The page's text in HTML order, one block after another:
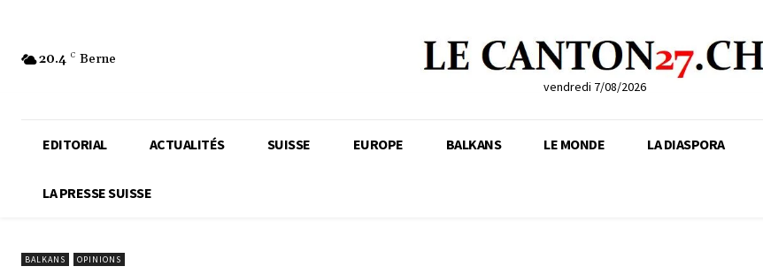
20.4 C Berne
vendredi 7/08/2026
EDITORIAL ACTUALITÉS SUISSE EUROPE BALKANS LE MONDE LA DIASPORA
LA PRESSE SUISSE
BALKANS OPINIONS